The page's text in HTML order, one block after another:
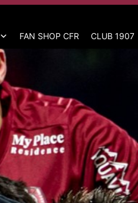
FAN SHOP CFR CLUB 1907